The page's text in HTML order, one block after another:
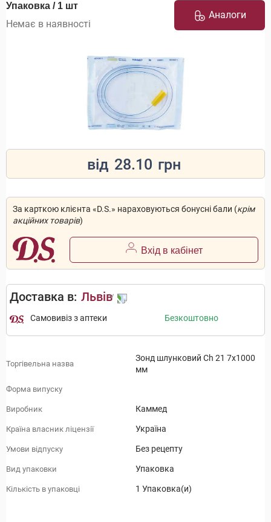
Упаковка / 1 шт
Немає в наявності
Аналоги
від 28.10 грн
За карткою клієнта «D.S.» нараховуються бонусні бали (крім
акційних товарів)
Вхід в кабінет
Доставка в: Львів
Самовивіз з аптеки Безкоштовно
Торгівельна назва
Зонд шлунковий Ch 21 7х1000
мм
Форма випуску
Виробник Каммед
Країна власник ліцензії Україна
Умови відпуску Без рецепту
Вид упаковки Упаковка
Кількість в упаковці 1 Упаковка(и)